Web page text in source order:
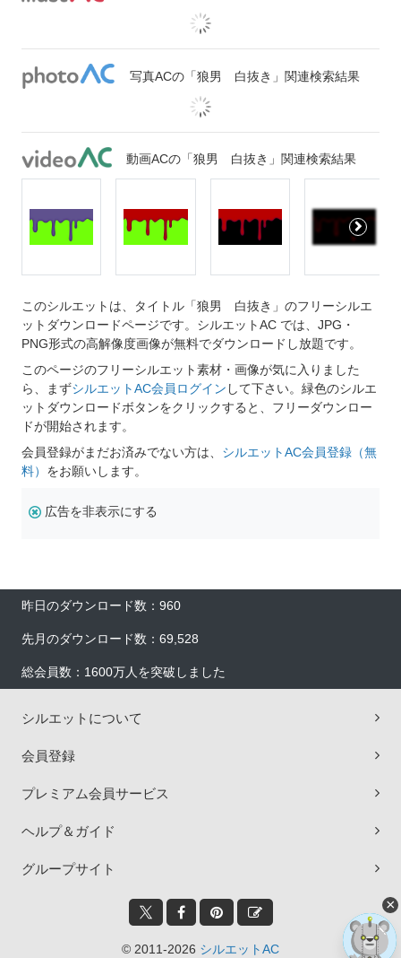
写真ACの「狼男 白抜き」関連検索結果
動画ACの「狼男 白抜き」関連検索結果
このシルエットは、タイトル「狼男 白抜き」のフリーシルエ
ットダウンロードページです。シルエットAC では、JPG・
PNG形式の高解像度画像が無料でダウンロードし放題です。
このページのフリーシルエット素材・画像が気に入りました
ら、まずシルエットAC会員ログイン して下さい。緑色のシルエ
ットダウンロードボタンをクリックすると、フリーダウンロー
ドが開始されます。
会員登録がまだお済みでない方は、 シルエットAC会員登録（無
料） をお願いします。
広告を非表示にする
昨日のダウンロード数：960
先月のダウンロード数：69,528
総会員数：1600万人を突破しました
シルエットについて
会員登録
プレミアム会員サービス
ヘルプ＆ガイド
グループサイト
© 2011-2026 シルエットAC
×